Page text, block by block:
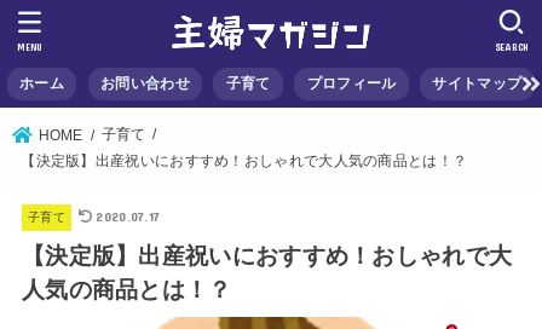
ホーム お問い合わせ 子育て プロフィール サイトマップ
SEARCH
MENU
HOME
子育て
【決定版】出産祝いにおすすめ！おしゃれで大人気の商品とは！？
子育て 2020.07.17
【決定版】出産祝いにおすすめ！おしゃれで大
人気の商品とは！？